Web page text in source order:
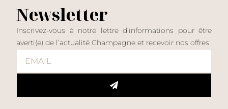
Newsletter
Inscrivez-vous à notre lettre d’informations pour être
averti(e) de l’actualité Champagne et recevoir nos offres